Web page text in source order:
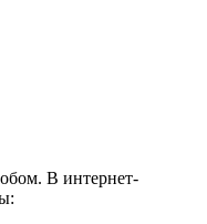
В интернет-